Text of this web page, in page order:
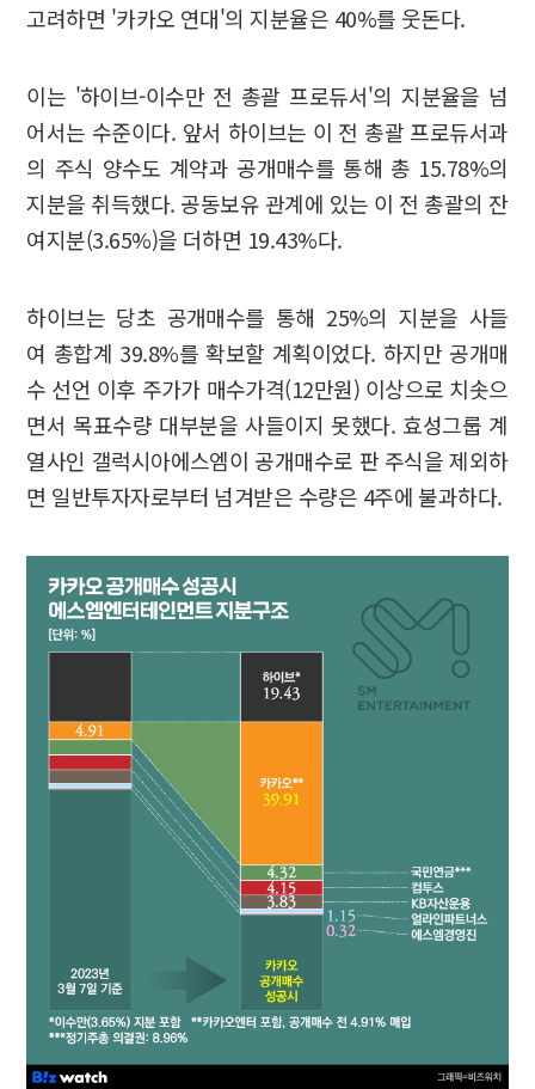
고려하면 '카카오 연대'의 지분율은 40%를 웃돈다.
이는 '하이브-이수만 전 총괄 프로듀서'의 지분율을 넘
어서는 수준이다. 앞서 하이브는 이 전 총괄 프로듀서과
의 주식 양수도 계약과 공개매수를 통해 총 15.78%의
지분을 취득했다. 공동보유 관계에 있는 이 전 총괄의 잔
여지분(3.65%)을 더하면 19.43%다.
하이브는 당초 공개매수를 통해 25%의 지분을 사들
여 총합계 39.8%를 확보할 계획이었다. 하지만 공개매
수 선언 이후 주가가 매수가격(12만원) 이상으로 치솟으
면서 목표수량 대부분을 사들이지 못했다. 효성그룹 계
열사인 갤럭시아에스엠이 공개매수로 판 주식을 제외하
면 일반투자자로부터 넘겨받은 수량은 4주에 불과하다.